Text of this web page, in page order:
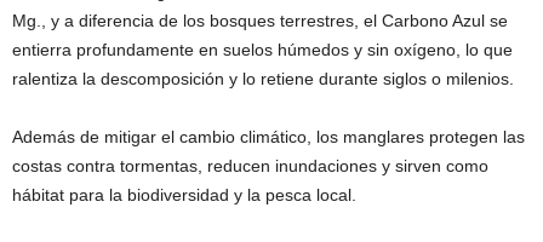
Mg., y a diferencia de los bosques terrestres, el Carbono Azul se
entierra profundamente en suelos húmedos y sin oxígeno, lo que
ralentiza la descomposición y lo retiene durante siglos o milenios.
Además de mitigar el cambio climático, los manglares protegen las
costas contra tormentas, reducen inundaciones y sirven como
hábitat para la biodiversidad y la pesca local.